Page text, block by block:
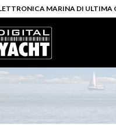
MARINA DI ULTIMA